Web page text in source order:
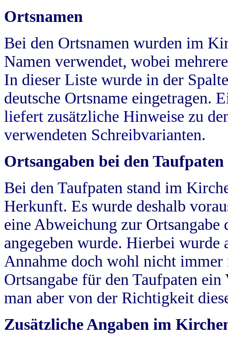
Ortsnamen
Bei den Ortsnamen wurden im
Namen verwendet, wobei
In dieser Liste wurde in der
deutsche Ortsname eingetragen.
liefert zusätzliche Hinweise zu
verwendeten Schreibvarianten.
Ortsangaben bei den Taufpaten
Bei den Taufpaten stand im
Herkunft. Es wurde deshalb
eine Abweichung zur
angegeben wurde. Hierbei wurde
Annahme doch wohl nicht
Ortsangabe für den Taufpaten
man aber von der Richtigkeit
Zusätzliche Angaben im